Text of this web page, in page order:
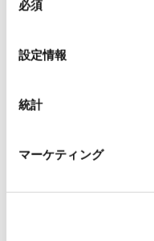
れられない場合、本ウ
必須
設定情報
統計
マーケティング
年間発電量
営業運転開
当社出資比